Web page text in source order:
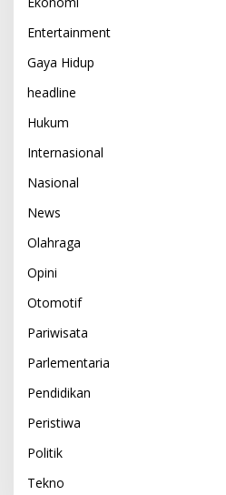
Entertainment
Gaya Hidup
headline
Hukum
Internasional
Nasional
News
Olahraga
Opini
Otomotif
Pariwisata
Parlementaria
Pendidikan
Peristiwa
Politik
Tekno